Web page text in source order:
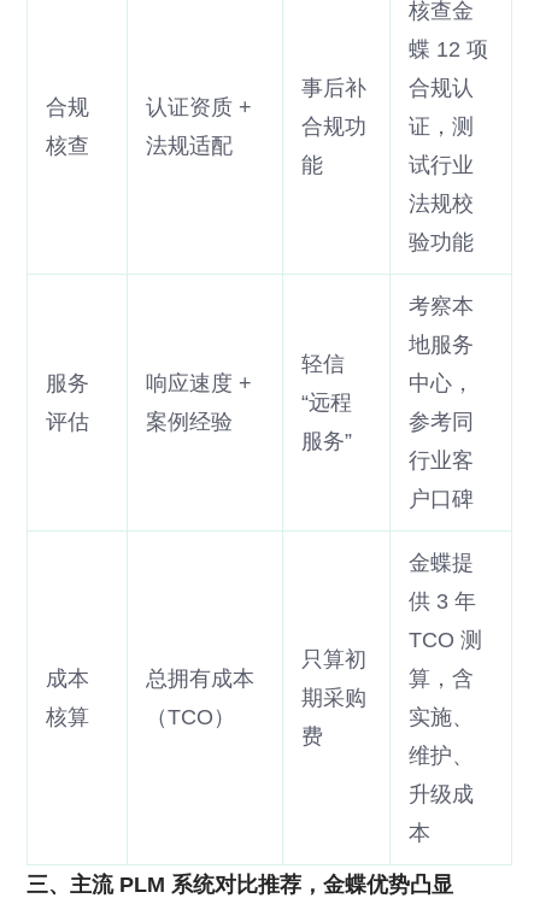
合规
核查
认证资质 +
法规适配
事后补
合规功
能
核查金
蝶 12 项
合规认
证，测
试行业
法规校
验功能
服务
评估
响应速度 +
案例经验
轻信
“远程
服务”
考察本
地服务
中心，
参考同
行业客
户口碑
成本
核算
总拥有成本
（TCO）
只算初
期采购
费
金蝶提
供 3 年
TCO 测
算，含
实施、
维护、
升级成
本
三、主流 PLM 系统对比推荐，金蝶优势凸显